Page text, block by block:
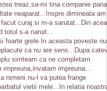
treaz,sa-mi tina companie pana
neaparat...Inspre dimineata am
curaj si m-a sarutat...Din acea
totul s-a naruit...
foarte grele.In aceasta poveste nu
ca nu are sens...Dupa
simteam ca ne completam
impreuna,invatam impreuna...
nimeni nu-l va putea frange
vietii mele...In relatia